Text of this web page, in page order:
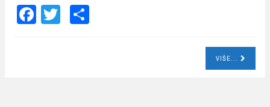
Fa
ce
T
wi ar
VIŠE...